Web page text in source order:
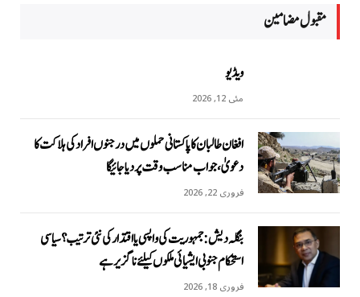
مقبول مضامين
ویڈیو
مئی 12, 2026
افغان طالبان کا پاکستانی حملوں میں درجنوں افراد کی ہلاکت کا
دعویٰ، جواب مناسب وقت پر دیا جائیگا
فروری 22, 2026
بنگلہ دیش: جمہوریت کی واپسی یا اقتدار کی نئی ترتیب؟ سیاسی
استحکام جنوبی ایشیائی ملکوں کیلئے ناگزیر ہے
فروری 18, 2026